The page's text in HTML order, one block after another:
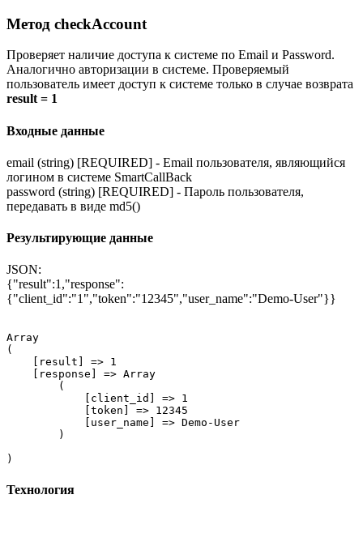
Метод checkAccount
Проверяет наличие доступа к системе по Email и Password.
Аналогично авторизации в системе. Проверяемый
пользователь имеет доступ к системе только в случае возврата
result = 1
Входные данные
email (string) [REQUIRED] - Email пользователя, являющийся
логином в системе SmartCallBack
password (string) [REQUIRED] - Пароль пользователя,
передавать в виде md5()
Результирующие данные
JSON:
{"result":1,"response":
{"client_id":"1","token":"12345","user_name":"Demo-User"}}
Array
(
    [result] => 1
    [response] =>
Array
        (
            [client_id] => 1
            [token] => 12345
            [user_name] => Demo-User
        )
Технология